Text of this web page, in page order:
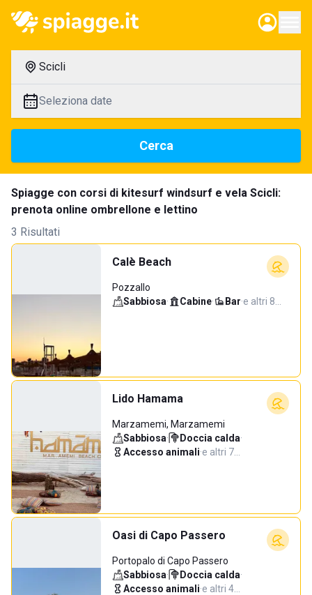
Scicli
Seleziona date
Cerca
Spiagge con corsi di kitesurf windsurf e vela Scicli:
prenota online ombrellone e lettino
3 Risultati
Calè Beach
Pozzallo
Sabbiosa· Cabine· Bar·e altri 8…
Lido Hamama
Marzamemi, Marzamemi
Sabbiosa· Doccia calda·
Accesso animali·e altri 7…
Oasi di Capo Passero
Portopalo di Capo Passero
Sabbiosa· Doccia calda·
Accesso animali·e altri 4…